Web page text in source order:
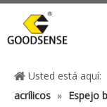
Usted está aquí:
acrílicos » Espejo